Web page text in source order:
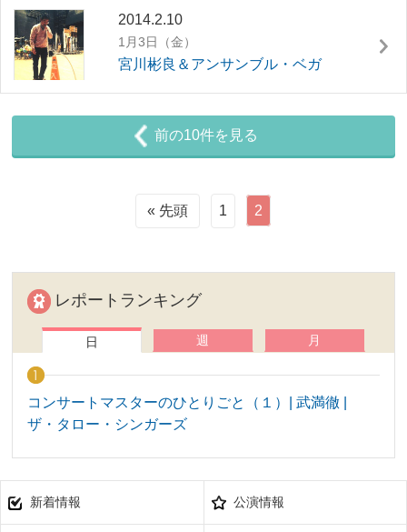
2014.2.10
1月3日（金）
宮川彬良＆アンサンブル・ベガ
前の10件を見る
« 先頭 1 2
レポートランキング
日 週 月
コンサートマスターのひとりごと（１）| 武満徹 |
ザ・タロー・シンガーズ
新着情報 公演情報